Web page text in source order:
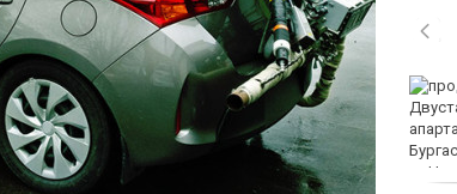
Ограничават
движението по „Хемус“
до 13 август